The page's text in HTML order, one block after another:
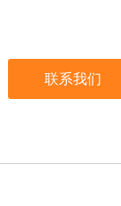
联系我们